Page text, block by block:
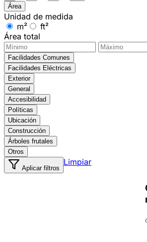
Área
Unidad de medida
m²
ft²
Área total
Facilidades Comunes
Facilidades Eléctricas
Exterior
General
Accesibilidad
Políticas
Ubicación
Construcción
Árboles frutales
Otros
Aplicar filtros
Limpiar